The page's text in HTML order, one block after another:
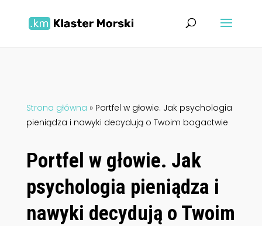
Strona główna » Portfel w głowie. Jak psychologia
pieniądza i nawyki decydują o Twoim bogactwie
Portfel w głowie. Jak
psychologia pieniądza i
nawyki decydują o Twoim